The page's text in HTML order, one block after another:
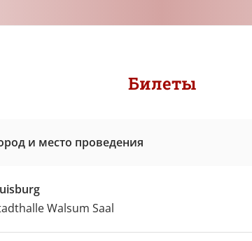
Билеты
и место проведения
Walsum Saal